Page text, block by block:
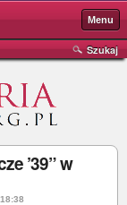
Menu
Szukaj
’39” w